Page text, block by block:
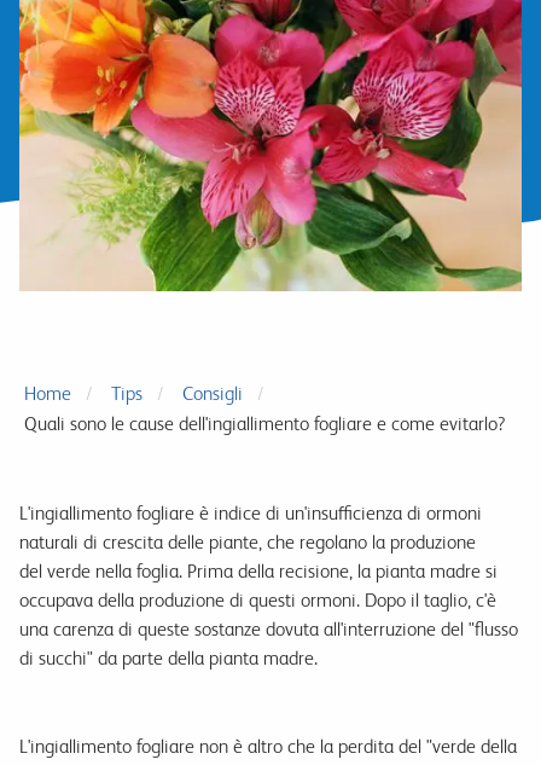
Home Tips
Consigli
Quali sono le cause dell'ingiallimento fogliare e come evitarlo?
L'ingiallimento fogliare è indice di un'insufficienza di ormoni
naturali di crescita delle piante, che regolano la produzione
del verde nella foglia. Prima della recisione, la pianta madre si
occupava della produzione di questi ormoni. Dopo il taglio, c'è
una carenza di queste sostanze dovuta all'interruzione del "flusso
di succhi" da parte della pianta madre.
L'ingiallimento fogliare non è altro che la perdita del "verde della